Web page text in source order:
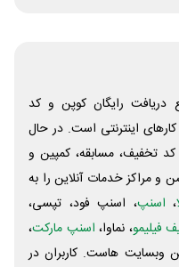
رایگان کوپن و کد
اینترنتی است. در حال
تخفیف، مسابقه، کمپین و
و مراکز خدمات آنلاین را به
، اسنپ، اسنپ فود، تپسی،
فیلیمو، نماوا، اسنپ مارکت،
وبسایت ‌هاست. کاربران در